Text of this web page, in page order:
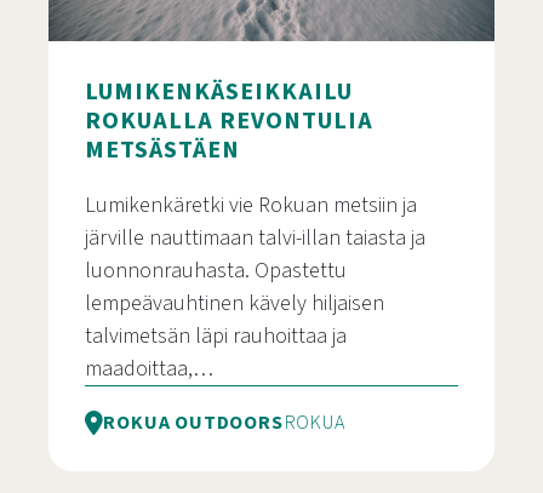
LUMIKENKÄSEIKKAILU
ROKUALLA REVONTULIA
METSÄSTÄEN
Lumikenkäretki vie Rokuan metsiin ja
järville nauttimaan talvi-illan taiasta ja
luonnonrauhasta. Opastettu
lempeävauhtinen kävely hiljaisen
talvimetsän läpi rauhoittaa ja
maadoittaa,…
ROKUA OUTDOORSROKUA